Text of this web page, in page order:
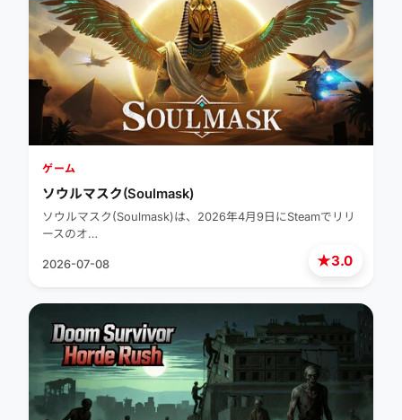
★3.0
ゲーム
ソウルマスク(Soulmask)
ソウルマスク(Soulmask)は、2026年4月9日にSteamでリリ
ースのオ…
2026-07-08